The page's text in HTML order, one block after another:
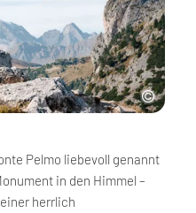
Pelmo liebevoll genannt
in den Himmel –
herrlich